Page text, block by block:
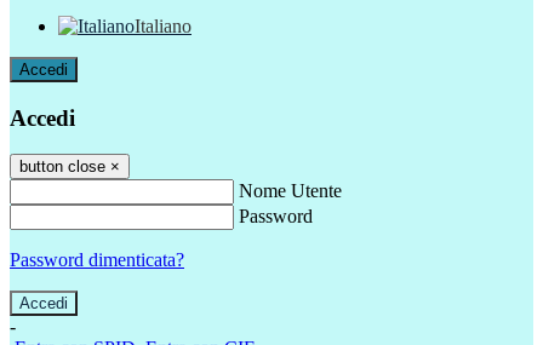
Italiano
Accedi
Accedi
button close ×
Nome Utente
Password
Password dimenticata?
-